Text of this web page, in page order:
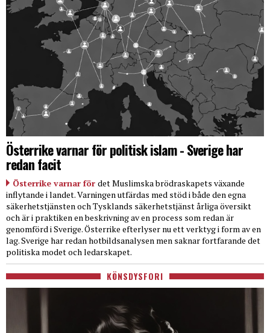
Österrike varnar för politisk islam - Sverige har
redan facit
Österrike varnar för det Muslimska brödraskapets växande
inflytande i landet. Varningen utfärdas med stöd i både den egna
säkerhetstjänsten och Tysklands säkerhetstjänst årliga översikt
och är i praktiken en beskrivning av en process som redan är
genomförd i Sverige. Österrike efterlyser nu ett verktyg i form av en
lag. Sverige har redan hotbildsanalysen men saknar fortfarande det
politiska modet och ledarskapet.
KÖNSDYSFORI